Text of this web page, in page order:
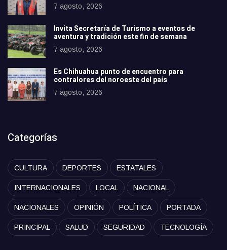
7 agosto, 2026
Invita Secretaría de Turismo a eventos de
aventura y tradición este fin de semana
7 agosto, 2026
Es Chihuahua punto de encuentro para
contralores del noroeste del país
7 agosto, 2026
Categorías
CULTURA DEPORTES ESTATALES
INTERNACIONALES LOCAL NACIONAL
NACIONALES OPINIÓN POLÍTICA PORTADA
PRINCIPAL SALUD SEGURIDAD TECNOLOGÍA